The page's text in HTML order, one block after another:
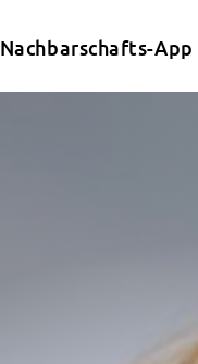
Nachbarschafts-App